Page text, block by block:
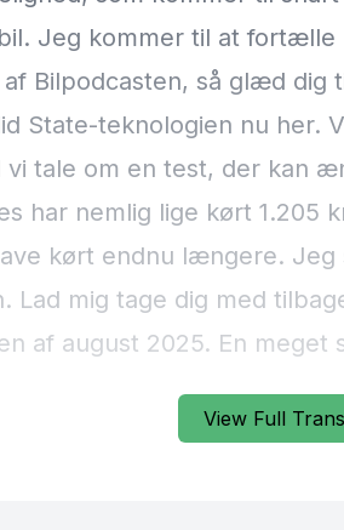
View Full